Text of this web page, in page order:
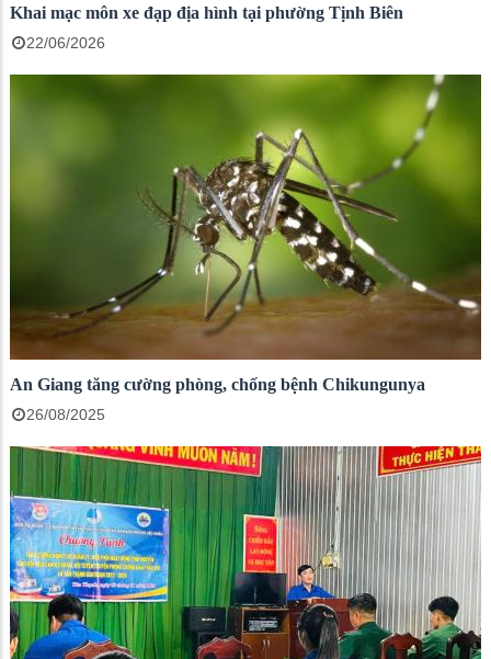
Khai mạc môn xe đạp địa hình tại phường Tịnh Biên
22/06/2026
An Giang tăng cường phòng, chống bệnh Chikungunya
26/08/2025